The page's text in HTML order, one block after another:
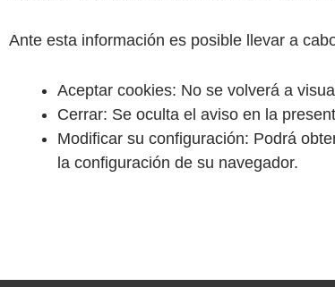
Ante esta información es posible llevar a
Aceptar cookies: No se volverá a
Cerrar: Se oculta el aviso en la
Modificar su configuración: Podrá
la configuración de su navegador.